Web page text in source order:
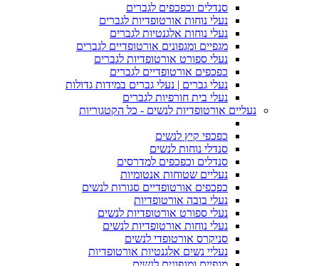
סנדלים וכפכפים לגברים
נעלי נוחות אורטופדיות לגברים
נעלי נוחות אלגנטיות לגברים
מגפיים ומגפונים אורטופדיים לגברים
נעלי ספורט אורטופדיות לגברים
כפכפים אורטופדיים לגברים
נעלי גברים | נעלי גברים במידות גדולות
נעלי בית חורפיות לגברים
נעליים אורטופדיות לנשים - כל הקטגוריות
כפכפי קיץ לנשים
סנדלי נוחות לנשים
סנדלים וכפכפים למדרסים
נעליים שטוחות אנטומיות
כפכפים אורטופדיים סגורות לנשים
נעלי בובה אורטופדיות
נעלי ספורט אורטופדיות לנשים
נעלי נוחות אורטופדיות לנשים
סניקרס אורטופדי לנשים
נעליי נשים אלגנטיות אורטופדיות